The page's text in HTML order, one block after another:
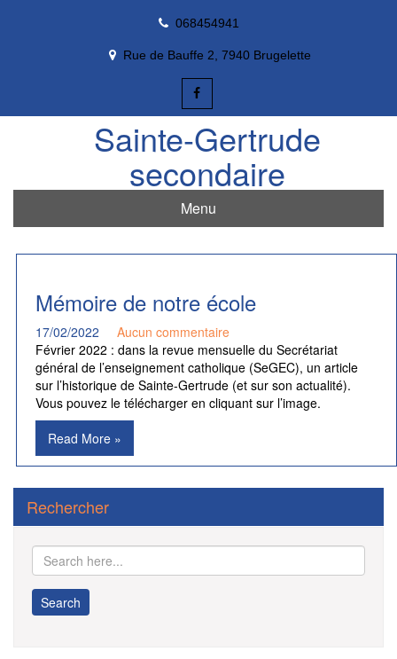
068454941
Rue de Bauffe 2, 7940 Brugelette
Sainte-Gertrude
secondaire
Menu
Mémoire de notre école
17/02/2022
Aucun commentaire
Février 2022 : dans la revue mensuelle du Secrétariat
général de l’enseignement catholique (SeGEC), un article
sur l’historique de Sainte-Gertrude (et sur son actualité).
Vous pouvez le télécharger en cliquant sur l’image.
Read More »
Rechercher